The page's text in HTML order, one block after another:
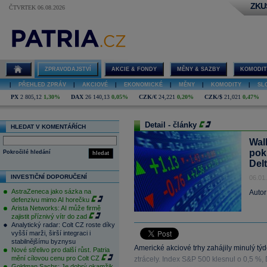
ČTVRTEK 06.08.2026
ZPRAVODAJSTVÍ AKCIE & FONDY MĚNY & SAZBY
PŘEHLED ZPRÁV AKCIOVÉ EKONOMICKÉ MĚNY KOMODITY
PX 2 805,12 1,30% DAX 26 140,13 0,05% CZK/€ 24,221 0,20% CZK/$ 21,021 0,47%
HLEDAT V KOMENTÁŘÍCH
hledat
Pokročilé hledání
INVESTIČNÍ DOPORUČENÍ
AstraZeneca jako sázka na
defenzivu mimo AI horečku
Arista Networks: AI může firmě
zajistit příznivý vítr do zad
Analytický radar: Colt CZ roste díky
vyšší marži, širší integraci i
stabilnějšímu byznysu
Nové střelivo pro další růst. Patria
mění cílovou cenu pro Colt CZ
Detail - články
Americké akciové trhy zahájily minulý
ztrácely. Index S&P 500 klesnul o 0,5